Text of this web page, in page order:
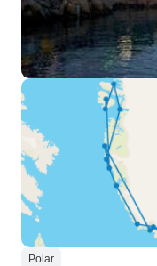
Polar